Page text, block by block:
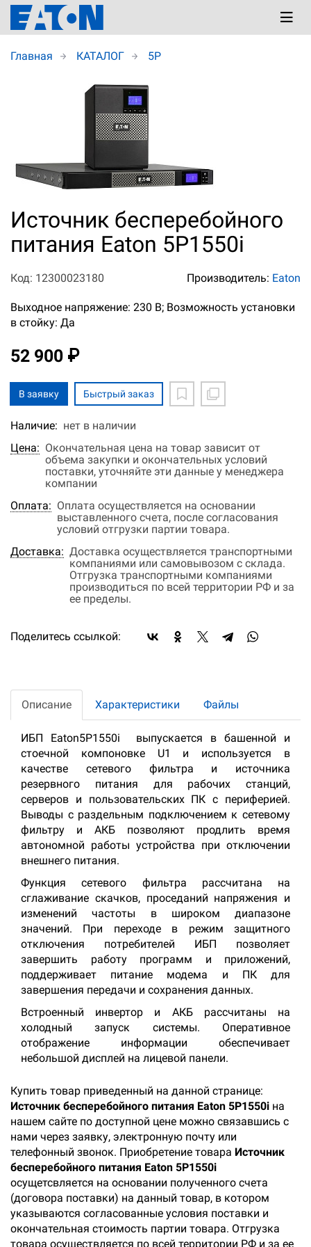
Главная КАТАЛОГ 5P
Источник бесперебойного
питания Eaton 5P1550i
Код: 12300023180 Производитель: Eaton
Выходное напряжение: 230 В; Возможность установки
в стойку: Да
52 900 ₽
В заявку Быстрый заказ
Наличие: нет в наличии
Цена: Окончательная цена на товар зависит от
объема закупки и окончательных условий
поставки, уточняйте эти данные у менеджера
компании
Оплата: Оплата осуществляется на основании
выставленного счета, после согласования
условий отгрузки партии товара.
Доставка: Доставка осуществляется транспортными
компаниями или самовывозом с склада.
Отгрузка транспортными компаниями
производиться по всей территории РФ и за
ее пределы.
Поделитесь ссылкой:
Описание Характеристики Файлы
ИБП Eaton5P1550i выпускается в башенной и
стоечной компоновке U1 и используется в
качестве сетевого фильтра и источника
резервного питания для рабочих станций,
серверов и пользовательских ПК с периферией.
Выводы с раздельным подключением к сетевому
фильтру и АКБ позволяют продлить время
автономной работы устройства при отключении
внешнего питания.
Функция сетевого фильтра рассчитана на
сглаживание скачков, проседаний напряжения и
изменений частоты в широком диапазоне
значений. При переходе в режим защитного
отключения потребителей ИБП позволяет
завершить работу программ и приложений,
поддерживает питание модема и ПК для
завершения передачи и сохранения данных.
Встроенный инвертор и АКБ рассчитаны на
холодный запуск системы. Оперативное
отображение информации обеспечивает
небольшой дисплей на лицевой панели.
Купить товар приведенный на данной странице:
Источник бесперебойного питания Eaton 5P1550i на
нашем сайте по доступной цене можно связавшись с
нами через заявку, электронную почту или
телефонный звонок. Приобретение товара Источник
бесперебойного питания Eaton 5P1550i
осущетсвляется на основании полученного счета
(договора поставки) на данный товар, в котором
указываются согласованные условия поставки и
окончательная стоимость партии товара. Отгрузка
товара осуществляется по всей территории РФ и за ее